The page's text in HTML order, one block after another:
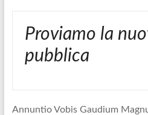
Proviamo la
pubblica
Annuntio Vobis Gaudium